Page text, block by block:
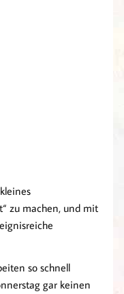
zu machen, und mit
so schnell
gar keinen